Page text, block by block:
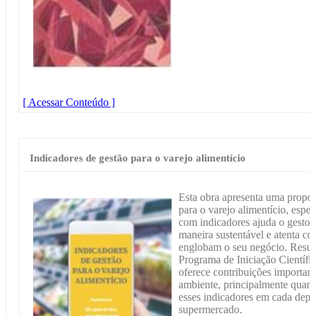
[ Acessar Conteúdo ]
Indicadores de gestão para o varejo alimentício
Esta obra apresenta uma
para o varejo alimentício,
com indicadores ajuda o
maneira sustentável e atenta
englobam o seu negócio.
Programa de Iniciação
oferece contribuições
ambiente, principalmente
esses indicadores em cada
supermercado.